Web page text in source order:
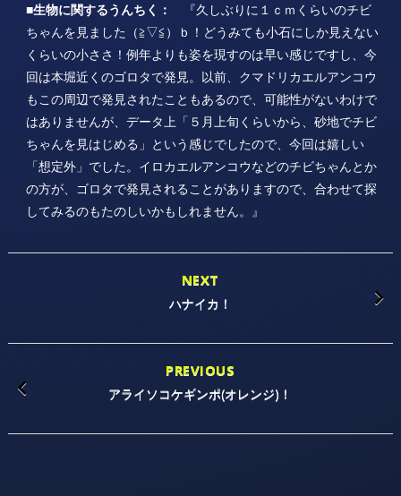
■生物に関するうんちく：
『久しぶりに１ｃｍくらいのチビ
ちゃんを見ました（≧▽≦）ｂ！どうみても小石にしか見えない
くらいの小ささ！例年よりも姿を現すのは早い感じですし、今
回は本堀近くのゴロタで発見。以前、クマドリカエルアンコウ
もこの周辺で発見されたこともあるので、可能性がないわけで
はありませんが、データ上「５月上旬くらいから、砂地でチビ
ちゃんを見はじめる」という感じでしたので、今回は嬉しい
「想定外」でした。イロカエルアンコウなどのチビちゃんとか
の方が、ゴロタで発見されることがありますので、合わせて探
してみるのもたのしいかもしれません。』
NEXT
ハナイカ！
PREVIOUS
アライソコケギンポ(オレンジ)！